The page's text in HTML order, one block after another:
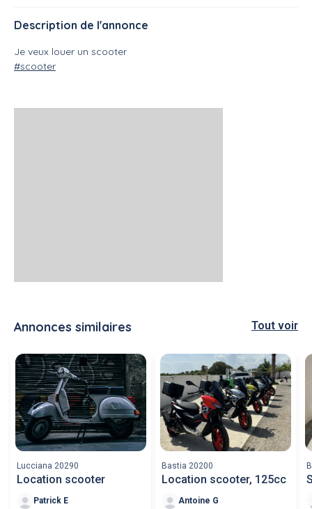
Description de l'annonce
Je veux louer un scooter
#scooter
Annonces similaires Tout voir
Lucciana 20290
Location scooter
Patrick E
Bastia 20200
Location scooter, 125cc
Antoine G